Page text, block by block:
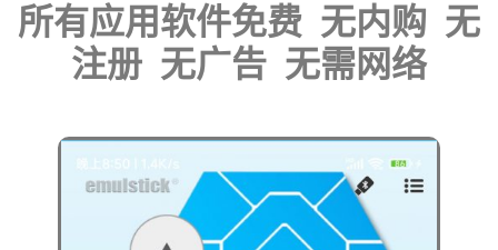
所有应用软件免费 无内购 无
注册 无广告 无需网络